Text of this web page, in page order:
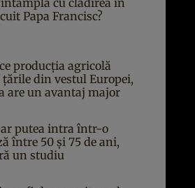
întâmpla cu clădirea în
Papa Francisc?
producția agricolă
țările din vestul Europei,
are un avantaj major
putea intra într-o
între 50 și 75 de ani,
un studiu